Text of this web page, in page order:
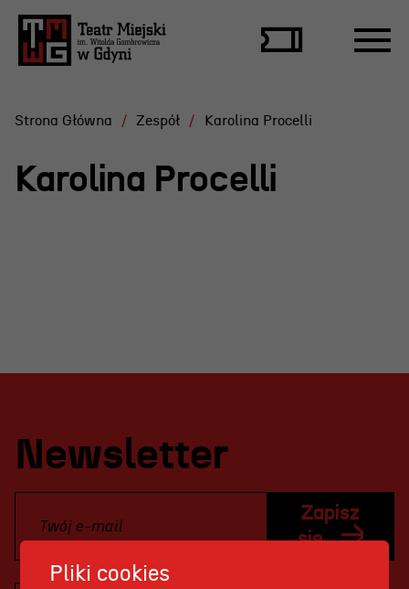
Repertuar
Festiwal R@Port
Gdyńska Nagroda Dramaturgiczna
Konkurs im. Andrzeja
Strona Główna Zespół Karolina Procelli
Karolina Procelli
Newsletter
Zapisz
się
Pliki cookies